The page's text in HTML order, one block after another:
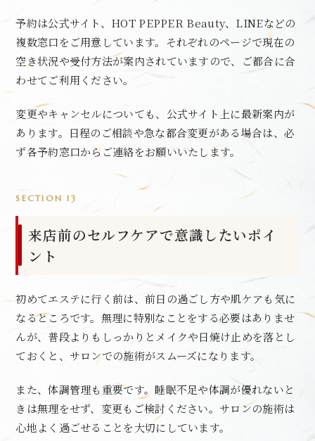
予約は公式サイト、HOT PEPPER Beauty、LINEなどの
複数窓口をご用意しています。それぞれのページで現在の
空き状況や受付方法が案内されていますので、ご都合に合
わせてご利用ください。
変更やキャンセルについても、公式サイト上に最新案内が
あります。日程のご相談や急な都合変更がある場合は、必
ず各予約窓口からご連絡をお願いいたします。
SECTION 13
来店前のセルフケアで意識したいポイ
ント
初めてエステに行く前は、前日の過ごし方や肌ケアも気に
なるところです。無理に特別なことをする必要はありませ
んが、普段よりもしっかりとメイクや日焼け止めを落とし
ておくと、サロンでの施術がスムーズになります。
また、体調管理も重要です。睡眠不足や体調が優れないと
きは無理をせず、変更もご検討ください。サロンの施術は
心地よく過ごせることを大切にしています。